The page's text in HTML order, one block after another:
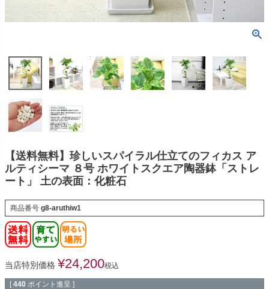
【送料無料】珍しいスパイラル仕立てのフィカス ア
ルティシーマ ８号 ホワイトスクエア陶器鉢「ストレ
ート」 土の表面：化粧石
商品番号 g8-aruthiw1
当店特別価格 ¥24,200税込
[ 440 ポイント進呈 ]